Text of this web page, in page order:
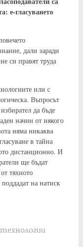
е-гласуването
дали заради
си правят труда
или с
Въпросът
да бъде
начин от някого
няма никаква
в тайна
дистанционно. И
ще бъдат
тяхното
на натиск
технологии